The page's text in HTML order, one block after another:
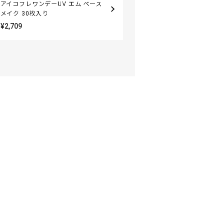
アイコフレワンデーUV エム ベース
メイク 30枚入り
¥2,709